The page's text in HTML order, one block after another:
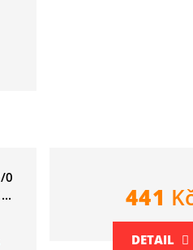
441
DETAIL